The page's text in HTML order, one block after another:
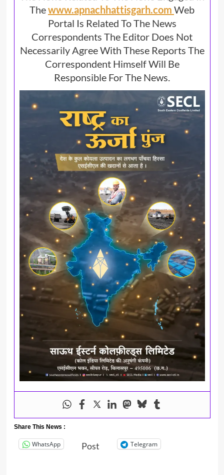
Thewww.apnachhattisgarh.com Web
Portal Is Related To The News
Correspondents The Editor Does Not
Necessarily Agree With These Reports The
Correspondent Himself Will Be
Responsible For The News.
Share This News :
WhatsApp Post Telegram